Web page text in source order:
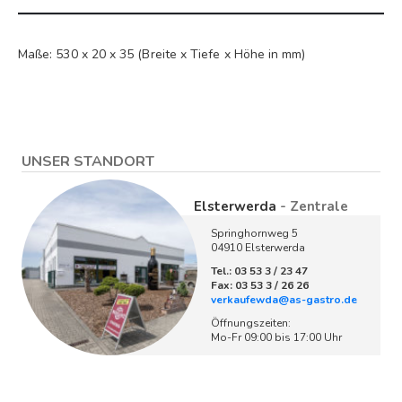
Maße: 530 x 20 x 35 (Breite x Tiefe x Höhe in mm)
UNSER STANDORT
Elsterwerda - Zentrale
Springhornweg 5
04910 Elsterwerda
Tel.: 03 53 3 / 23 47
Fax: 03 53 3 / 26 26
verkaufewda@as-gastro.de
Öffnungszeiten:
Mo-Fr 09:00 bis 17:00 Uhr